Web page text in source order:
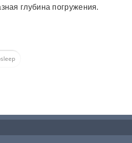
глубина погружения.